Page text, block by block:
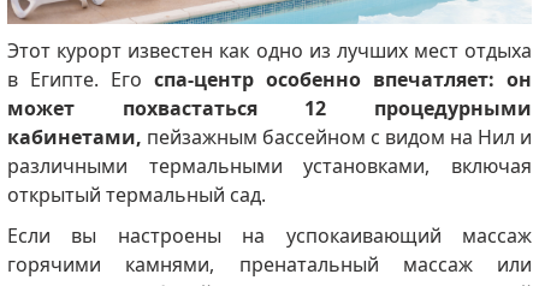
Этот курорт известен как одно из лучших мест отдыха
в Египте. Егоспа-центр особенно впечатляет: он
может похвастаться 12 процедурными
кабинетами, пейзажным бассейном с видом на Нил и
различными термальными установками, включая
открытый термальный сад.
Если вы настроены на успокаивающий массаж
горячими камнями, пренатальный массаж или